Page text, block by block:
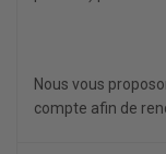
Nous vous
compte afin de